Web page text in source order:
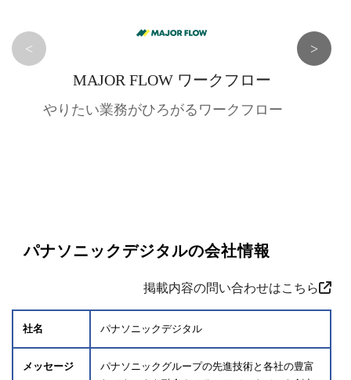
MAJOR FLOW ワークフロー
やりたい業務がひろがるワークフロー
< >
パナソニックデジタルの会社情報
掲載内容の問い合わせはこちら
社名 パナソニックデジタル
メッセージ
パナソニックグループの先進技術と各社の豊富